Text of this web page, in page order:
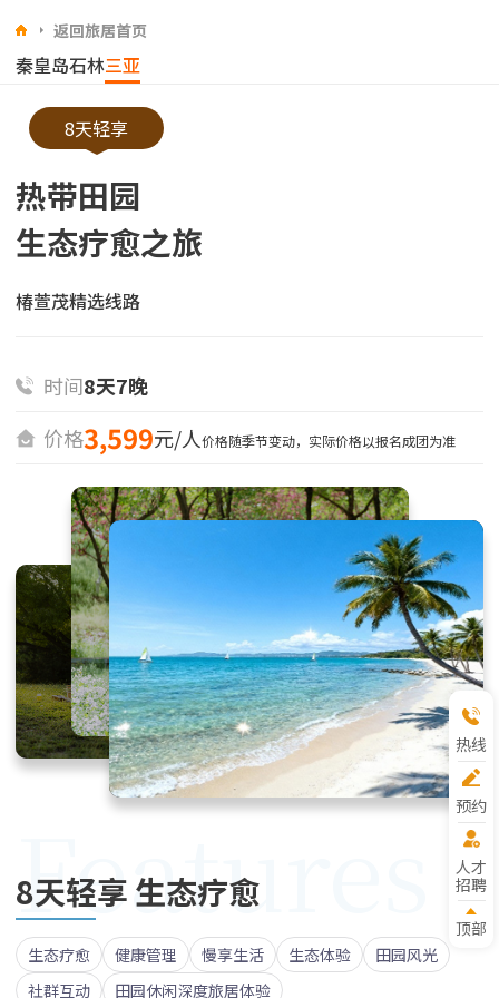
返回旅居首页
秦皇岛石林三亚
8天轻享
热带田园
生态疗愈之旅
椿萱茂精选线路
时间8天7晚
价格3,599元/人价格随季节变动，实际价格以报名成团为准
Features
8天轻享 生态疗愈
生态疗愈 健康管理 慢享生活 生态体验
田园风光
社群互动
田园休闲深度旅居体验
热线
预约
参观
人才
招聘
顶部